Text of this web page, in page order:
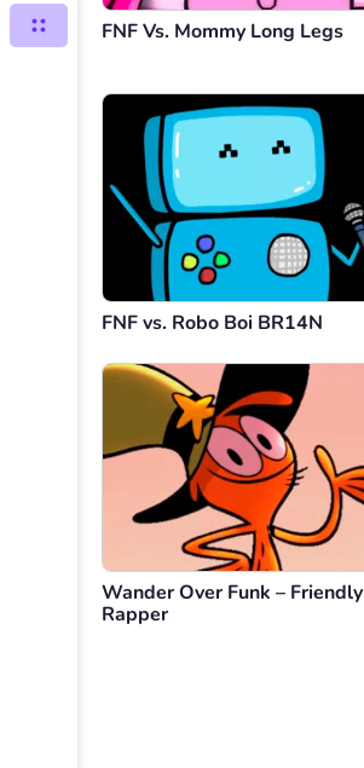
FNF Vs. Mommy Long Legs
FNF vs. Robo Boi BR14N
Wander Over Funk – Friendly
Rapper